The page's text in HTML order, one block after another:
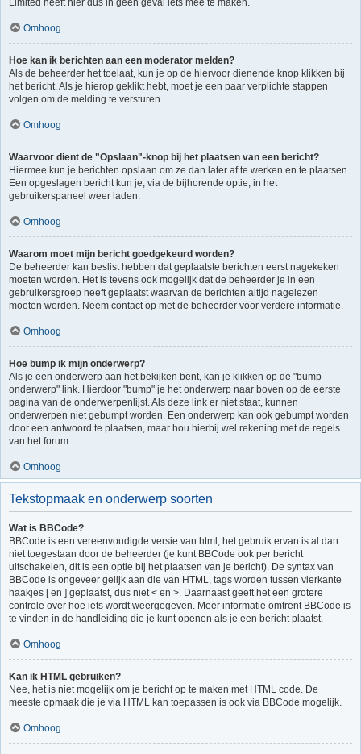
Limited heeft hier dus in geen geval iets mee te maken.
Omhoog
Hoe kan ik berichten aan een moderator melden?
Als de beheerder het toelaat, kun je op de hiervoor dienende knop klikken bij
het bericht. Als je hierop geklikt hebt, moet je een paar verplichte stappen
volgen om de melding te versturen.
Omhoog
Waarvoor dient de "Opslaan"-knop bij het plaatsen van een bericht?
Hiermee kun je berichten opslaan om ze dan later af te werken en te plaatsen.
Een opgeslagen bericht kun je, via de bijhorende optie, in het
gebruikerspaneel weer laden.
Omhoog
Waarom moet mijn bericht goedgekeurd worden?
De beheerder kan beslist hebben dat geplaatste berichten eerst nagekeken
moeten worden. Het is tevens ook mogelijk dat de beheerder je in een
gebruikersgroep heeft geplaatst waarvan de berichten altijd nagelezen
moeten worden. Neem contact op met de beheerder voor verdere informatie.
Omhoog
Hoe bump ik mijn onderwerp?
Als je een onderwerp aan het bekijken bent, kan je klikken op de "bump
onderwerp" link. Hierdoor "bump" je het onderwerp naar boven op de eerste
pagina van de onderwerpenlijst. Als deze link er niet staat, kunnen
onderwerpen niet gebumpt worden. Een onderwerp kan ook gebumpt worden
door een antwoord te plaatsen, maar hou hierbij wel rekening met de regels
van het forum.
Omhoog
Tekstopmaak en onderwerp soorten
Wat is BBCode?
BBCode is een vereenvoudigde versie van html, het gebruik ervan is al dan
niet toegestaan door de beheerder (je kunt BBCode ook per bericht
uitschakelen, dit is een optie bij het plaatsen van je bericht). De syntax van
BBCode is ongeveer gelijk aan die van HTML, tags worden tussen vierkante
haakjes [ en ] geplaatst, dus niet < en >. Daarnaast geeft het een grotere
controle over hoe iets wordt weergegeven. Meer informatie omtrent BBCode is
te vinden in de handleiding die je kunt openen als je een bericht plaatst.
Omhoog
Kan ik HTML gebruiken?
Nee, het is niet mogelijk om je bericht op te maken met HTML code. De
meeste opmaak die je via HTML kan toepassen is ook via BBCode mogelijk.
Omhoog